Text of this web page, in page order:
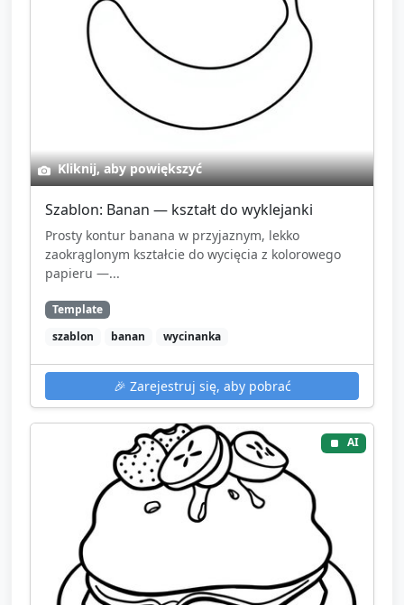
Kliknij, aby powiększyć
Szablon: Banan — kształt do wyklejanki
Prosty kontur banana w przyjaznym, lekko
zaokrąglonym kształcie do wycięcia z kolorowego
papieru —...
Template
szablon
banan wycinanka
🎉 Zarejestruj się, aby pobrać
AI